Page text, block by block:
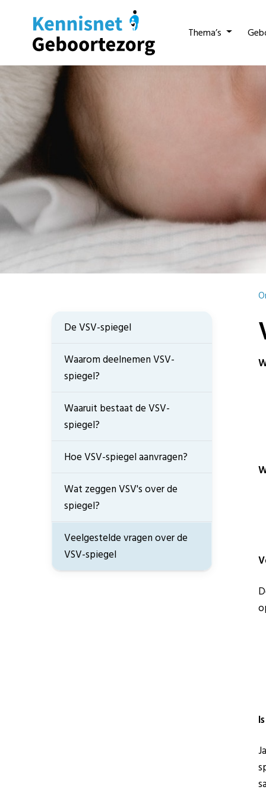
Thema’s
De VSV-spiegel
Waarom deelnemen VSV-
spiegel?
Waaruit bestaat de VSV-
spiegel?
Hoe VSV-spiegel aanvragen?
Wat zeggen VSV's over de
spiegel?
Veelgestelde vragen over de
VSV-spiegel